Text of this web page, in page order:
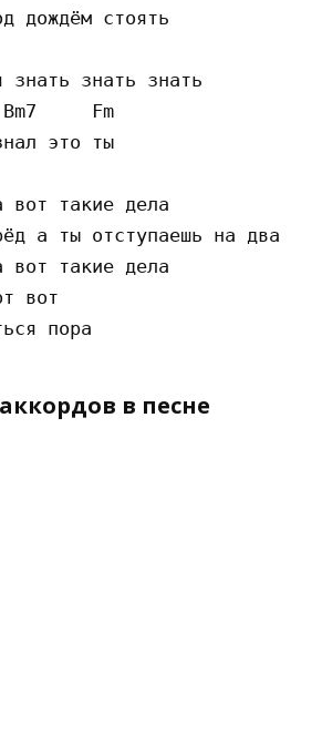
дождём стоять
знать знать знать
Fm
это ты
вот такие дела
а ты отступаешь на два
вот такие дела
вот
в песне